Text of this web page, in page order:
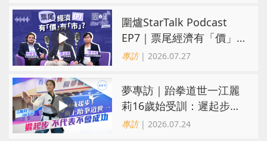
圍爐StarTalk Podcast
EP7｜票尾經濟有「價」
有「市」？「短期流量」
專訪| 2026.07.27
夢專訪｜跆拳道世一江麗
莉16歲始受訓：遲起步不
代表不會成功
專訪| 2026.07.24